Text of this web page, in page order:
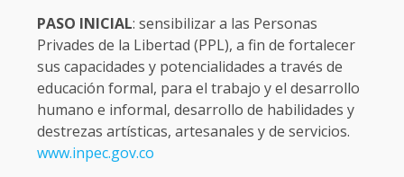
PASO INICIAL: sensibilizar a las Personas
Privades de la Libertad (PPL), a fin de fortalecer
sus capacidades y potencialidades a través de
educación formal, para el trabajo y el desarrollo
humano e informal, desarrollo de habilidades y
destrezas artísticas, artesanales y de servicios.
www.inpec.gov.co